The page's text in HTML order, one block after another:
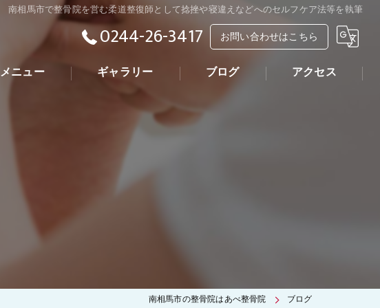
南相馬市で整骨院を営む柔道整復師として捻挫や寝違えなどへのセルフケア法等を執筆
0244-26-3417 お問い合わせはこちら
メニュー ギャラリー ブログ アクセス
南相馬市の整骨院はあべ整骨院 ブログ